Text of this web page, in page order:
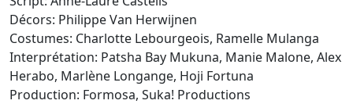
Décors: Philippe Van Herwijnen
Costumes: Charlotte Lebourgeois, Ramelle Mulanga
Interprétation: Patsha Bay Mukuna, Manie Malone, Alex
Herabo, Marlène Longange, Hoji Fortuna
Production: Formosa, Suka! Productions